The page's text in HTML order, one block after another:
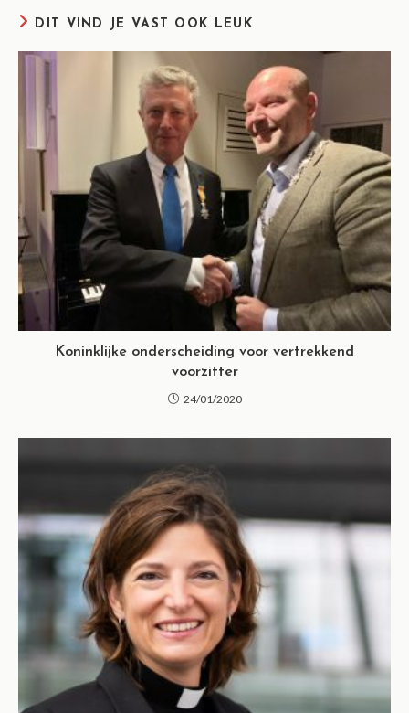
DIT VIND JE VAST OOK LEUK
Koninklijke onderscheiding voor vertrekkend
voorzitter
24/01/2020